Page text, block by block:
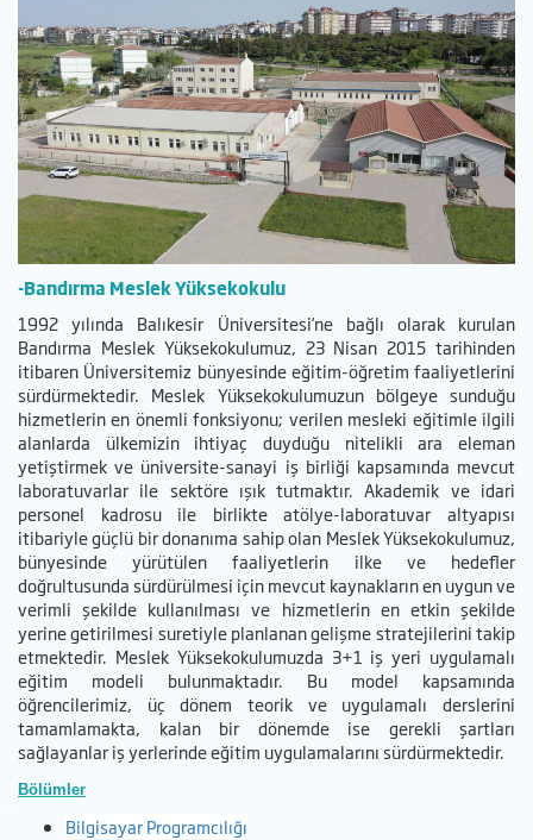
-Bandırma Meslek Yüksekokulu
1992 yılında Balıkesir Üniversitesi’ne bağlı olarak kurulan
Bandırma Meslek Yüksekokulumuz, 23 Nisan 2015 tarihinden
itibaren Üniversitemiz bünyesinde eğitim-öğretim faaliyetlerini
sürdürmektedir. Meslek Yüksekokulumuzun bölgeye sunduğu
hizmetlerin en önemli fonksiyonu; verilen mesleki eğitimle ilgili
alanlarda ülkemizin ihtiyaç duyduğu nitelikli ara eleman
yetiştirmek ve üniversite-sanayi iş birliği kapsamında mevcut
laboratuvarlar ile sektöre ışık tutmaktır. Akademik ve idari
personel kadrosu ile birlikte atölye-laboratuvar altyapısı
itibariyle güçlü bir donanıma sahip olan Meslek Yüksekokulumuz,
bünyesinde yürütülen faaliyetlerin ilke ve hedefler
doğrultusunda sürdürülmesi için mevcut kaynakların en uygun ve
verimli şekilde kullanılması ve hizmetlerin en etkin şekilde
yerine getirilmesi suretiyle planlanan gelişme stratejilerini takip
etmektedir. Meslek Yüksekokulumuzda 3+1 iş yeri uygulamalı
eğitim modeli bulunmaktadır. Bu model kapsamında
öğrencilerimiz, üç dönem teorik ve uygulamalı derslerini
tamamlamakta, kalan bir dönemde ise gerekli şartları
sağlayanlar iş yerlerinde eğitim uygulamalarını sürdürmektedir.
Bölümler
Bilgisayar Programcılığı